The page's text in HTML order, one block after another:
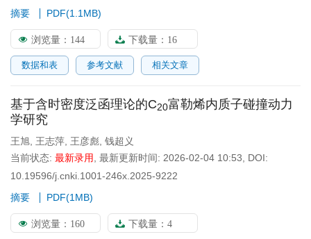
摘要
PDF(1.1MB)
浏览量： 144 下载量： 16
数据和表 参考文献 相关文章
基于含时密度泛函理论的C20富勒烯内质子碰撞动力
学研究
王旭 王志萍 王彦彪 钱超义
当前状态: 最新录用 最新更新时间: 2026-02-04 10:53
DOI:
10.19596/j.cnki.1001-246x.2025-9222
摘要
PDF(1MB)
浏览量： 160 下载量： 4